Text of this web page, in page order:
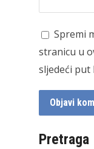
Spremi
stranicu u
sljedeći put
Pretraga